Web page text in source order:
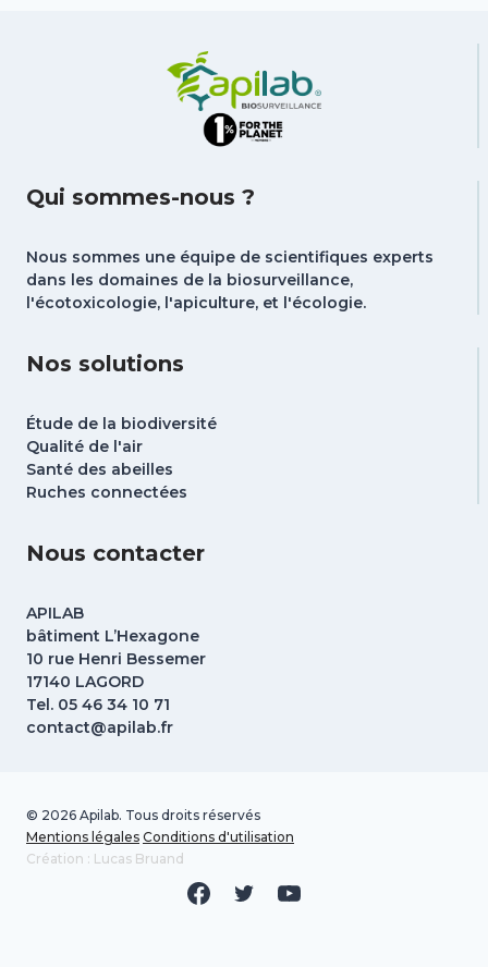
Qui sommes-nous ?
Nous sommes une équipe de scientifiques experts
dans les domaines de la biosurveillance,
l'écotoxicologie, l'apiculture, et l'écologie.
Nos solutions
Étude de la biodiversité
Qualité de l'air
Santé des abeilles
Ruches connectées
Nous contacter
APILAB
bâtiment L’Hexagone
10 rue Henri Bessemer
17140 LAGORD
Tel. 05 46 34 10 71
contact@apilab.fr
© 2026 Apilab. Tous droits réservés
Mentions légales Conditions d'utilisation
Création : Lucas Bruand